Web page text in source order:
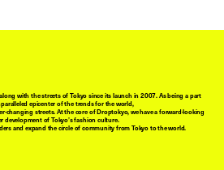
with the streets of Tokyo since its launch in 2007. As being a part
epicenter of the trends for the world,
changing streets. At the core of Droptokyo, we have a forward-looking
of Tokyo’s fashion culture.
and expand the circle of community from Tokyo to the world.